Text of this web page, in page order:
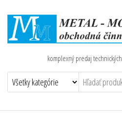
komplexný predaj